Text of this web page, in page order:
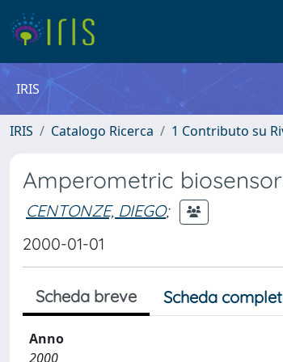
IRIS
IRIS Catalogo Ricerca 1 Contributo su
Amperometric
CENTONZE, DIEGO;
2000-01-01
Scheda breve Scheda
Anno
2000